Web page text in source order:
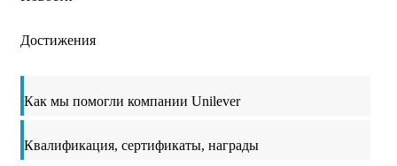
Достижения
Как мы помогли компании Unilever
Квалификация, сертификаты, награды